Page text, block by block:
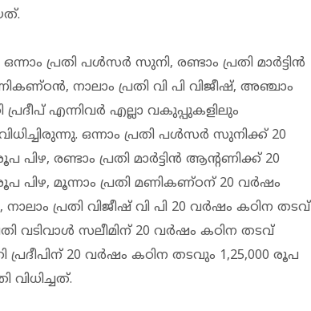
പ്രതി പള്‍സര്‍ സുനി, രണ്ടാം പ്രതി മാര്‍ട്ടിന്‍
നാലാം പ്രതി വി പി വിജീഷ്, അഞ്ചാം
പ്രദീപ് എന്നിവര്‍ എല്ലാ വകുപ്പുകളിലും
ഒന്നാം പ്രതി പൾസർ സുനിക്ക് 20
പിഴ, രണ്ടാം പ്രതി മാർട്ടിൻ ആന്റണിക്ക് 20
പിഴ, മൂന്നാം പ്രതി മണികണ്ഠന് 20 വർഷം
പ്രതി വിജീഷ് വി പി 20 വർഷം കഠിന തടവ്
വടിവാൾ സലീമിന് 20 വർഷം കഠിന തടവ്
പ്രദീപിന് 20 വർഷം കഠിന തടവും 1,25,000 രൂപ